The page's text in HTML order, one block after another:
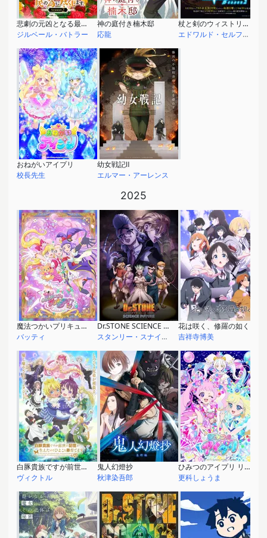
悲劇の元凶となる最強外道ラスボス女王は民の為に尽くします。Season２
ジルベール・バトラー
神の庭付き楠木邸
応龍
杖と剣のウィストリア Season2
エドワルド・セルフェンス
おねがいアイプリ
校長先生
幼女戦記Ⅱ
エルマー・アーレンス
2025
魔法つかいプリキュア！！～MIRAI DAYS～
バッティ
Dr.STONE SCIENCE FUTURE
スタンリー・スナイダー
花は咲く、修羅の如く
吉祥寺博美
白豚貴族ですが前世の記憶が生えたのでひよこな弟育てます
ヴィクトル
鬼人幻燈抄
秋津染吾郎
ひみつのアイプリ リング編
更科しょうま